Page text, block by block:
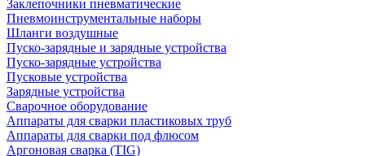
Заклепочники пневматические
Пневмоинструментальные наборы
Шланги воздушные
Пуско-зарядные и зарядные устройства
Пуско-зарядные устройства
Пусковые устройства
Зарядные устройства
Сварочное оборудование
Аппараты для сварки пластиковых труб
Аппараты для сварки под флюсом
Аргоновая сварка (TIG)